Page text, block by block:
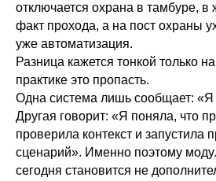
отключается охрана в тамбуре, в
факт прохода, а на пост охраны
уже автоматизация.
Разница кажется тонкой только
практике это пропасть.
Одна система лишь сообщает: «Я
Другая говорит: «Я поняла, что
проверила контекст и запустила
сценарий». Именно поэтому
сегодня становится не